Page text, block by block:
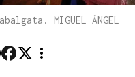
MIGUEL ÁNGEL